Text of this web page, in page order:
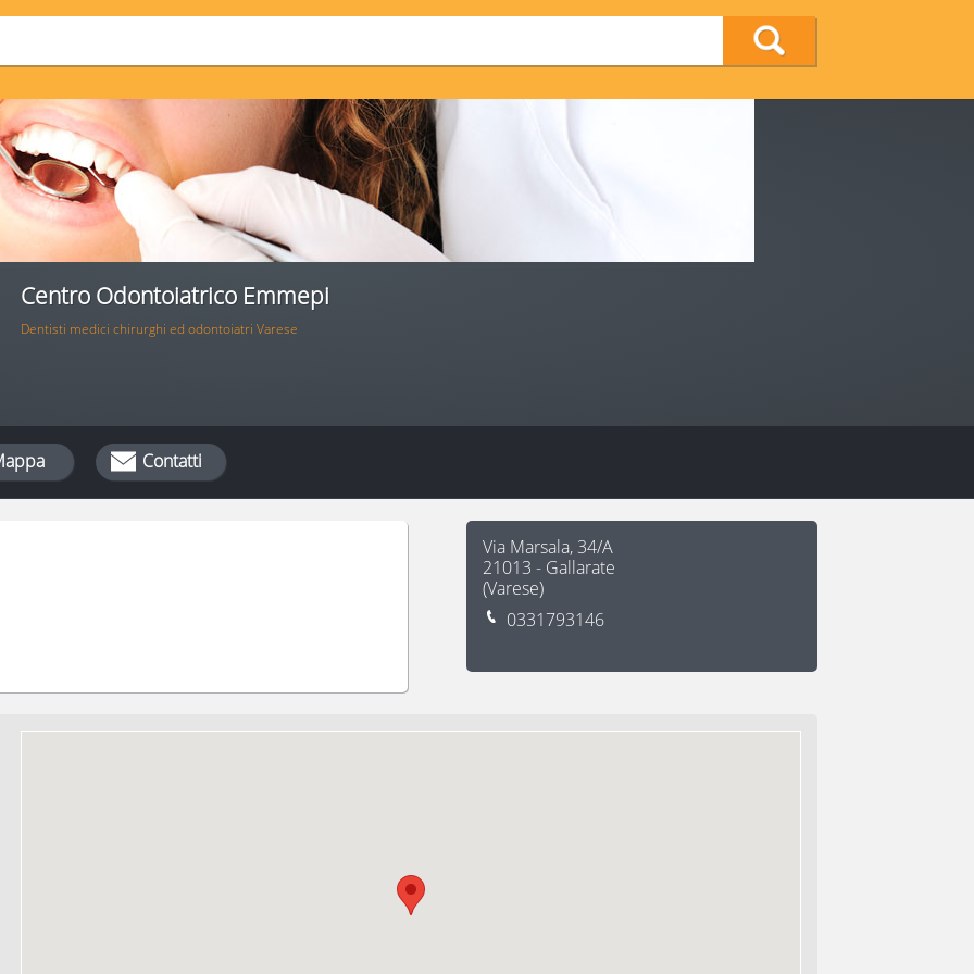
Centro Odontoiatrico Emmepi
Dentisti medici chirurghi ed odontoiatri Varese
Contatti
Via Marsala, 34/A
21013 - Gallarate
(Varese)
0331793146